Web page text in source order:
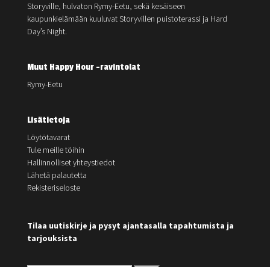
Storyville, hulvaton Rymy-Eetu, sekä kesäiseen
kaupunkielämään kuuluvat Storyvillen puistoterassi ja Hard
Day’s Night.
Muut Happy Hour -ravintolat
Rymy-Eetu
Lisätietoja
Löytötavarat
Tule meille töihin
Hallinnolliset yhteystiedot
Lähetä palautetta
Rekisteriseloste
Tilaa uutiskirje ja pysyt ajantasalla tapahtumista ja
tarjouksista